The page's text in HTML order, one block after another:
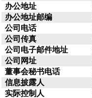
办公地址
办公地址邮编
公司电话
公司传真
公司电子邮件地址
公司网址
董事会秘书电话
信息披露人
实际控制人